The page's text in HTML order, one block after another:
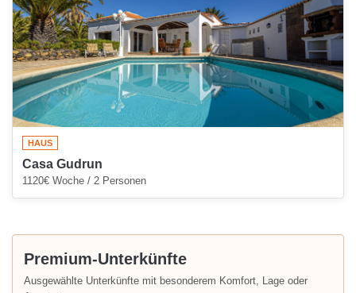
HAUS
Casa Gudrun
1120€ Woche / 2 Personen
Premium-Unterkünfte
Ausgewählte Unterkünfte mit besonderem Komfort, Lage oder